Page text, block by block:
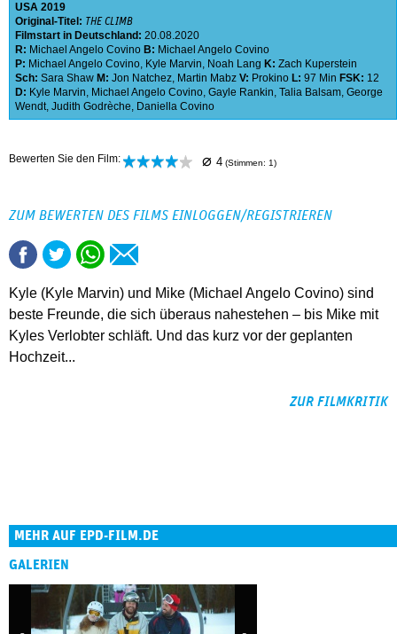
USA 2019
Original-Titel: THE CLIMB
Filmstart in Deutschland: 20.08.2020
R: Michael Angelo Covino B: Michael Angelo Covino
P: Michael Angelo Covino, Kyle Marvin, Noah Lang K: Zach Kuperstein
Sch: Sara Shaw M: Jon Natchez, Martin Mabz V: Prokino L: 97 Min FSK: 12
D: Kyle Marvin, Michael Angelo Covino, Gayle Rankin, Talia Balsam, George
Wendt, Judith Godrèche, Daniella Covino
Bewerten Sie den Film: ⌀ 4 (Stimmen: 1)
ZUM BEWERTEN DES FILMS EINLOGGEN/REGISTRIEREN
Kyle (Kyle Marvin) und Mike (Michael Angelo Covino) sind
beste Freunde, die sich überaus nahestehen – bis Mike mit
Kyles Verlobter schläft. Und das kurz vor der geplanten
Hochzeit...
ZUR FILMKRITIK
MEHR AUF EPD-FILM.DE
GALERIEN